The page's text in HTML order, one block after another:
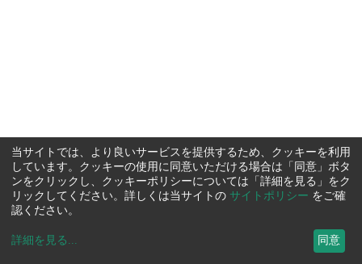
当サイトでは、より良いサービスを提供するため、クッキーを利用
しています。クッキーの使用に同意いただける場合は「同意」ボタ
ンをクリックし、クッキーポリシーについては「詳細を見る」をク
リックしてください。詳しくは当サイトの サイトポリシー をご確
認ください。
詳細を見る ... 同意